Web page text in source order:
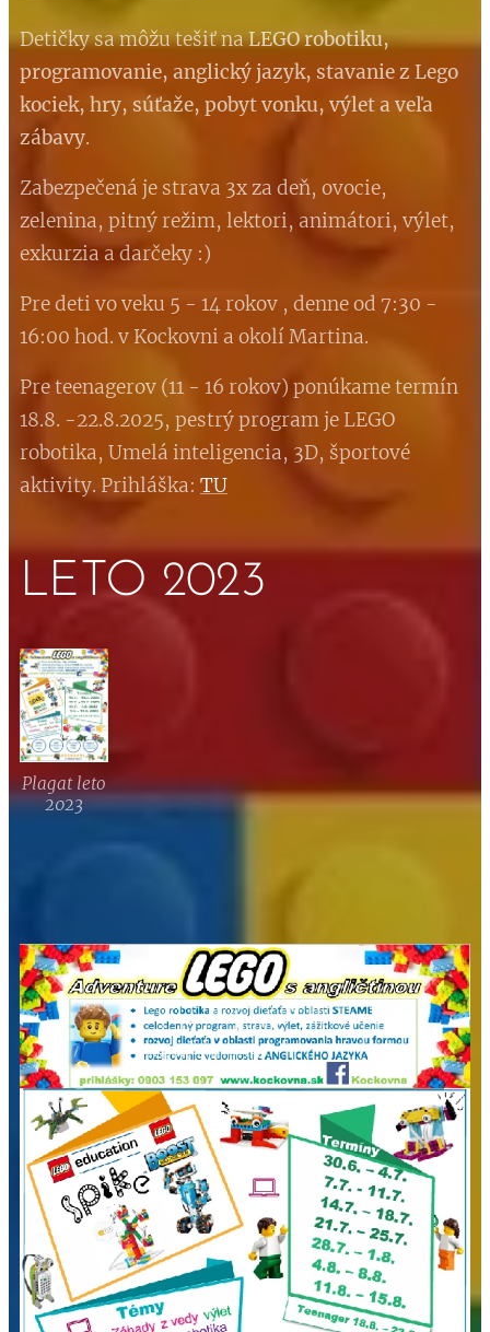
Detičky sa môžu tešiť naLEGOrobotiku,
programovanie, anglický jazyk, stavanie z Lego
kociek, hry, súťaže, pobyt vonku, výlet a veľa
zábavy.
Zabezpečená je strava 3x za deň, ovocie,
zelenina, pitný režim, lektori, animátori, výlet,
exkurzia a darčeky :)
Pre deti vo veku 5 - 14 rokov , denne od 7:30 -
16:00 hod. v Kockovni a okolí Martina.
Pre teenagerov (11 - 16 rokov) ponúkame termín
18.8. -22.8.2025, pestrý program je LEGO
robotika, Umelá inteligencia, 3D, športové
aktivity. Prihláška: TU
LETO 2023
Plagat leto
2023